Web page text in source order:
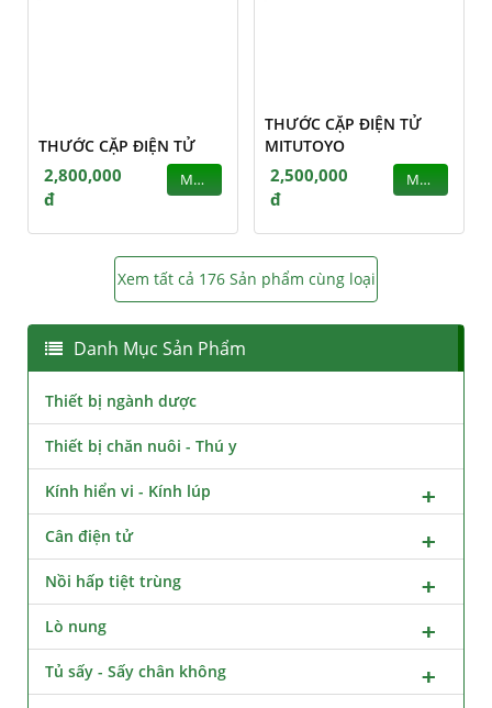
THƯỚC CẶP ĐIỆN TỬ
2,800,000
đ
MUA
THƯỚC CẶP ĐIỆN TỬ
MITUTOYO
2,500,000
đ
MUA
Xem tất cả 176 Sản phẩm cùng loại
Danh Mục Sản Phẩm
Thiết bị ngành dược
Thiết bị chăn nuôi - Thú y
Kính hiển vi - Kính lúp
Cân điện tử
Nồi hấp tiệt trùng
Lò nung
Tủ sấy - Sấy chân không